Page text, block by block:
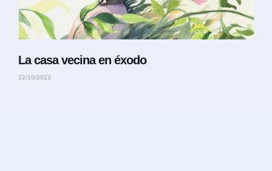
La casa vecina en éxodo
12/10/2023